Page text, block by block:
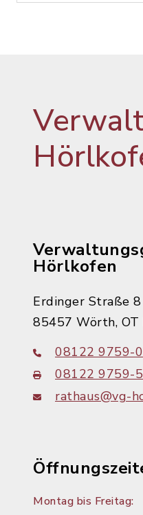
Hörlkofen
Erdinger Straße 8
85457 Wörth,
08122 9759-0
08122 9759-
rathaus@vg-
Montag bis Freitag: